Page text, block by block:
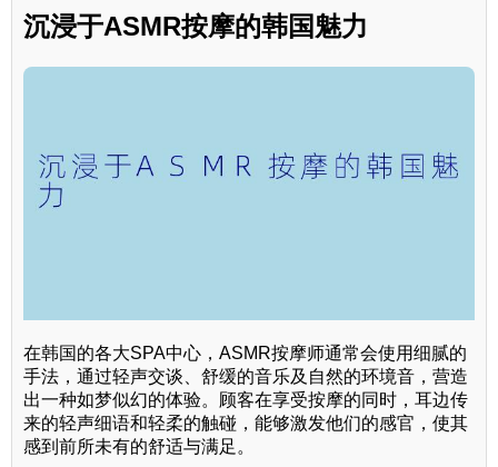
沉浸于ASMR按摩的韩国魅力
在韩国的各大SPA中心，ASMR按摩师通常会使用细腻的
手法，通过轻声交谈、舒缓的音乐及自然的环境音，营造
出一种如梦似幻的体验。顾客在享受按摩的同时，耳边传
来的轻声细语和轻柔的触碰，能够激发他们的感官，使其
感到前所未有的舒适与满足。